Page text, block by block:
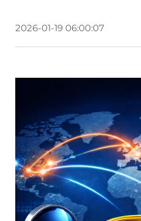
2026-01-19 06:00:07